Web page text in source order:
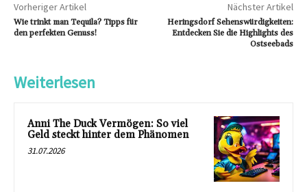
Vorheriger Artikel
Wie trinkt man Tequila? Tipps für
den perfekten Genuss!
Nächster Artikel
Heringsdorf Sehenswürdigkeiten:
Entdecken Sie die Highlights des
Ostseebads
Weiterlesen
Anni The Duck Vermögen: So viel
Geld steckt hinter dem Phänomen
31.07.2026